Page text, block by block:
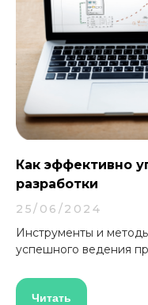
Как эффективно
разработки
25/06/2024
Инструменты и
успешного ведения
Читать